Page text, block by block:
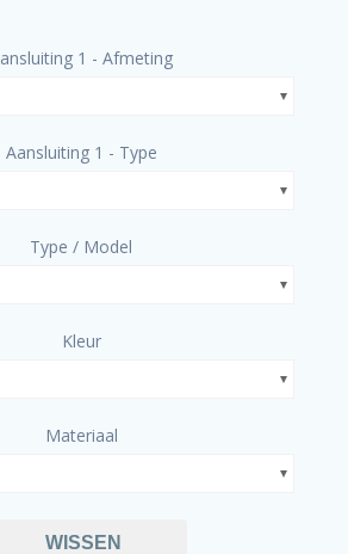
1 - Afmeting
Aansluiting 1 - Type
Type / Model
Kleur
Materiaal
WISSEN